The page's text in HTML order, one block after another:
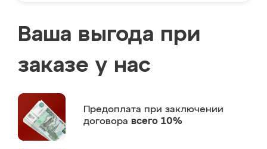
Ваша выгода при
заказе у нас
Предоплата при заключении
договора всего 10%